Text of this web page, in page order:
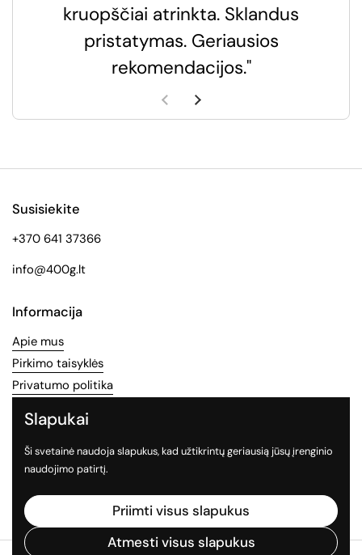
kruopščiai atrinkta. Sklandus
pristatymas. Geriausios
rekomendacijos."
Ankstesnė skaidrė
Kita skaidrė
Susisiekite
+370 641 37366
info@400g.lt
Informacija
Apie mus
Pirkimo taisyklės
Privatumo politika
Socialinės medijos
Sekite mus socialiniuose tinkluose
Facebook
Slapukai
Ši svetainė naudoja slapukus, kad užtikrintų geriausią jūsų įrenginio
naudojimo patirtį.
Priimti visus slapukus
Atmesti visus slapukus